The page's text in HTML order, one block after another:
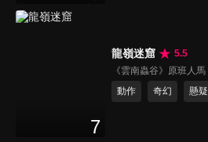
7
龍嶺迷窟
5.5
《雲南蟲谷》原班人馬
動作
奇幻 懸疑